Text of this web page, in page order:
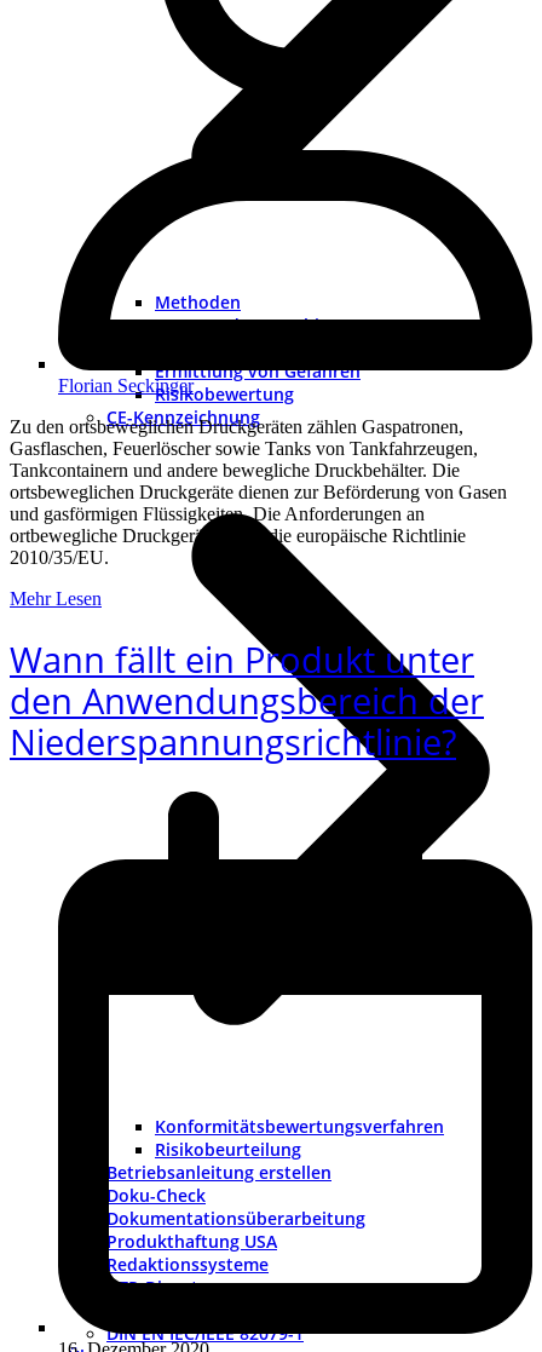
Methoden
Grenzen der Maschine
Ermittlung von Gefahren
Risikobewertung
CE-Kennzeichnung
Konformitätsbewertungsverfahren
Risikobeurteilung
Betriebsanleitung erstellen
Doku-Check
Dokumentationsüberarbeitung
Produkthaftung USA
Redaktionssysteme
DTP-Dienste
DIN EN IEC/IEEE 82079-1
Florian Seckinger
Zu den ortsbeweglichen Druckgeräten zählen Gaspatronen,
Gasflaschen, Feuerlöscher sowie Tanks von Tankfahrzeugen,
Tankcontainern und andere bewegliche Druckbehälter. Die
ortsbeweglichen Druckgeräte dienen zur Beförderung von Gasen
und gasförmigen Flüssigkeiten. Die Anforderungen an
ortbewegliche Druckgeräte regelt die europäische Richtlinie
2010/35/EU.
Mehr Lesen
Wann fällt ein Produkt unter
den Anwendungsbereich der
Niederspannungsrichtlinie?